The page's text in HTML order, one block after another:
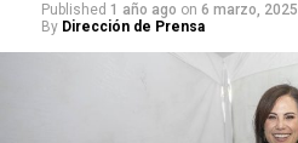
Published 1 año ago on 6 marzo, 2025
By Dirección de Prensa